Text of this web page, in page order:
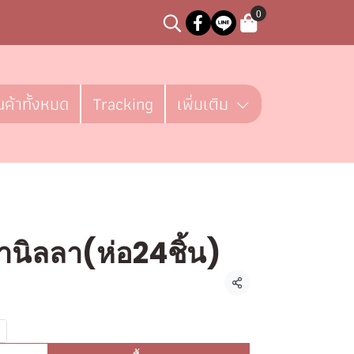
0
าทั้งหมด Tracking เพิ่มเติม
นิลลา(ห่อ24ชิ้น)
แชร์